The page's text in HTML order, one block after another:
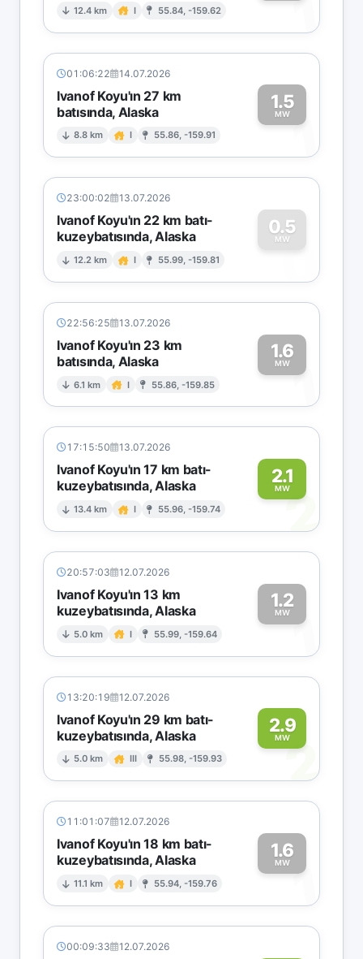
12.4 km I 55.84, -159.62 1
01:06:22 14.07.2026
Ivanof Koyu'ın 27 km
batısında, Alaska
8.8 km I 55.86, -159.91
1.5
MW1
23:00:02 13.07.2026
Ivanof Koyu'ın 22 km batı-
kuzeybatısında, Alaska
12.2 km I 55.99, -159.81
0.5
MW
0
22:56:25 13.07.2026
Ivanof Koyu'ın 23 km
batısında, Alaska
6.1 km I 55.86, -159.85
1.6
MW1
17:15:50 13.07.2026
Ivanof Koyu'ın 17 km batı-
kuzeybatısında, Alaska
13.4 km I 55.96, -159.74
2.1
MW2
20:57:03 12.07.2026
Ivanof Koyu'ın 13 km
kuzeybatısında, Alaska
5.0 km I 55.99, -159.64
1.2
MW1
13:20:19 12.07.2026
Ivanof Koyu'ın 29 km batı-
kuzeybatısında, Alaska
5.0 km III 55.98, -159.93
2.9
MW2
11:01:07 12.07.2026
Ivanof Koyu'ın 18 km batı-
kuzeybatısında, Alaska
11.1 km I 55.94, -159.76
1.6
MW1
00:09:33 12.07.2026